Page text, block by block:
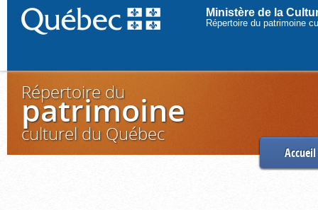
Ministère de la
Répertoire du patrimoine
Répertoire du
patrimoine
culturel du Québec
Accueil